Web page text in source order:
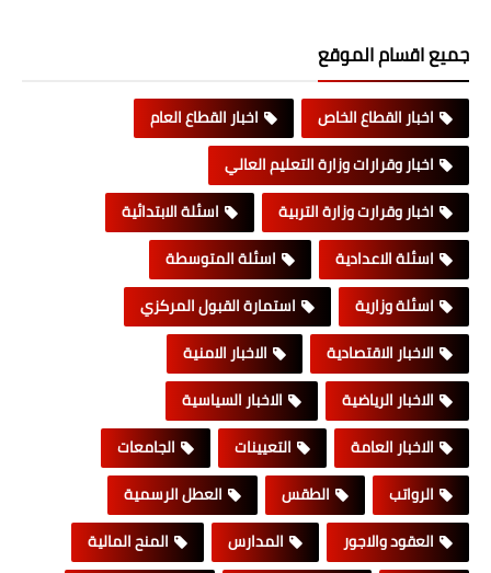
جميع اقسام الموقع
اخبار القطاع الخاص
اخبار القطاع العام
اخبار وقرارات وزارة التعليم العالي
اخبار وقرارت وزارة التربية
اسئلة الابتدائية
اسئلة الاعدادية
اسئلة المتوسطة
اسئلة وزارية
استمارة القبول المركزي
الاخبار الاقتصادية
الاخبار الامنية
الاخبار الرياضية
الاخبار السياسية
الاخبار العامة
التعيينات
الجامعات
الرواتب
الطقس
العطل الرسمية
العقود والاجور
المدارس
المنح المالية